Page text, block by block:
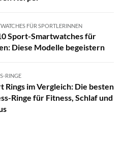
FÜR SPORTLERINNEN
Sport-Smartwatches für
Diese Modelle begeistern
RINGE
Rings im Vergleich: Die besten
Ringe für Fitness, Schlaf und